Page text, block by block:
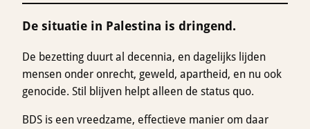
De situatie in Palestina is dringend.
De bezetting duurt al decennia, en dagelijks lijden
mensen onder onrecht, geweld, apartheid, en nu ook
genocide. Stil blijven helpt alleen de status quo.
BDS is een vreedzame, effectieve manier om daar